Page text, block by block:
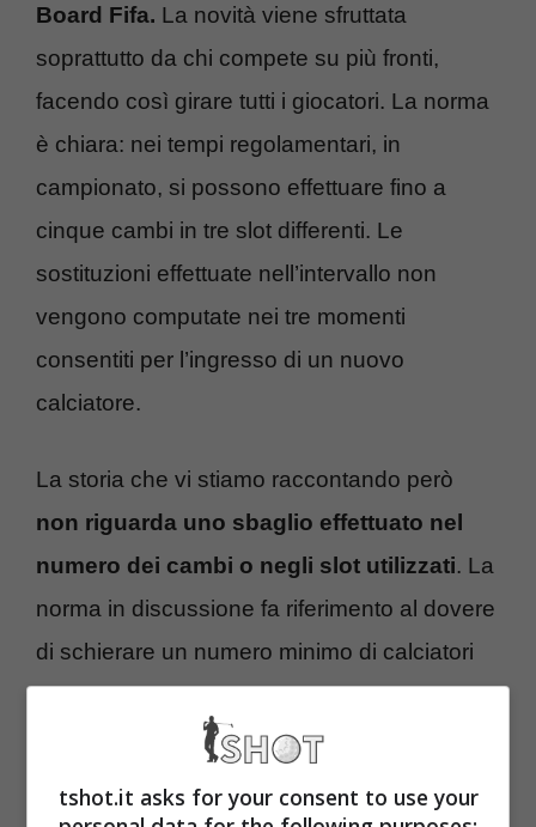
Board Fifa. La novità viene sfruttata
soprattutto da chi compete su più fronti,
facendo così girare tutti i giocatori. La norma
è chiara: nei tempi regolamentari, in
campionato, si possono effettuare fino a
cinque cambi in tre slot differenti. Le
sostituzioni effettuate nell’intervallo non
vengono computate nei tre momenti
consentiti per l’ingresso di un nuovo
calciatore.
La storia che vi stiamo raccontando però
non riguarda uno sbaglio effettuato nel
numero dei cambi o negli slot utilizzati. La
norma in discussione fa riferimento al dovere
di schierare un numero minimo di calciatori
sotto una certa età.
Il Città Sant’Agata
tshot.it asks for your consent to use your